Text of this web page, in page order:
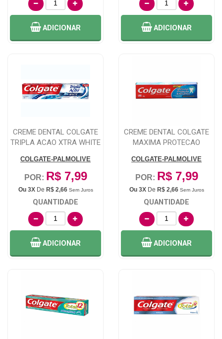
ADICIONAR ADICIONAR
CREME DENTAL COLGATE
TRIPLA ACAO XTRA WHITE
COLGATE-PALMOLIVE
POR: R$ 7,99
Ou 3XDe R$ 2,66 Sem Juros
QUANTIDADE
ADICIONAR
CREME DENTAL COLGATE
MAXIMA PROTECAO
COLGATE-PALMOLIVE
POR: R$ 7,99
Ou 3XDe R$ 2,66 Sem Juros
QUANTIDADE
ADICIONAR